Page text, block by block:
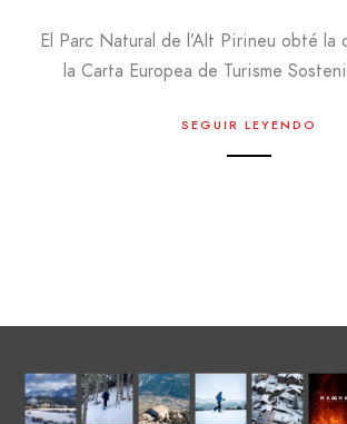
El Parc Natural de l’Alt Pirineu obté
la Carta Europea de Turisme
SEGUIR LEYENDO